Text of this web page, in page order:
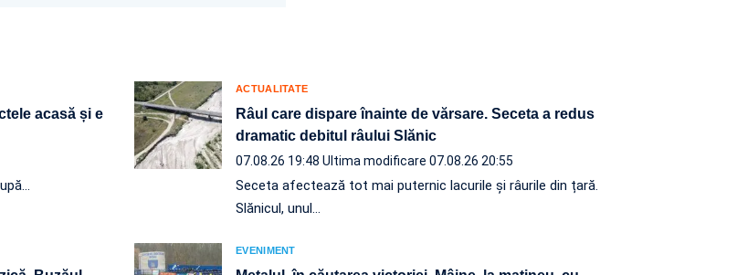
acasă și e
ACTUALITATE
Râul care dispare înainte de vărsare. Seceta a redus
dramatic debitul râului Slănic
07.08.26 19:48 Ultima modificare 07.08.26 20:55
Seceta afectează tot mai puternic lacurile și râurile din țară.
Slănicul, unul…
EVENIMENT